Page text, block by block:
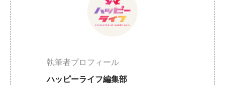
執筆者プロフィール
ハッピーライフ編集部